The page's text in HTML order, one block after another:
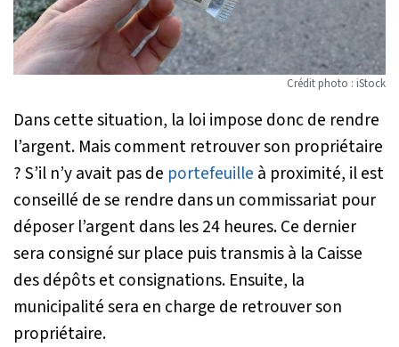
Crédit photo : iStock
Dans cette situation, la loi impose donc de rendre
l’argent. Mais comment retrouver son propriétaire
? S’il n’y avait pas de portefeuille à proximité, il est
conseillé de se rendre dans un commissariat pour
déposer l’argent dans les 24 heures. Ce dernier
sera consigné sur place puis transmis à la Caisse
des dépôts et consignations. Ensuite, la
municipalité sera en charge de retrouver son
propriétaire.